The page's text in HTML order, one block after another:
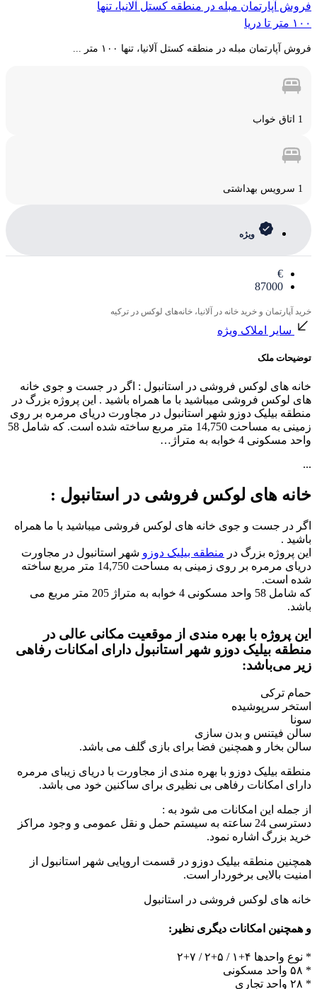
فروش آپارتمان مبله در منطقه کستل آلانیا، تنها
۱۰۰ متر تا دریا
فروش آپارتمان مبله در منطقه کستل آلانیا، تنها ۱۰۰ متر ...
1 اتاق خواب
1 سرویس بهداشتی
ویژه
€
87000
خرید آپارتمان و خرید خانه در آلانیا، خانه‌های لوکس در ترکیه
سایر املاک ویژه
توضیحات ملک
خانه های لوکس فروشی در استانبول : اگر در جست و جوی خانه
های لوکس فروشی میباشید با ما همراه باشید . این پروژه بزرگ در
منطقه بیلیک دوزو شهر استانبول در مجاورت دریای مرمره بر روی
زمینی به مساحت 14,750 متر مربع ساخته شده است. که شامل 58
واحد مسکونی 4 خوابه به متراژ…
...
خانه های لوکس فروشی در استانبول :
اگر در جست و جوی خانه های لوکس فروشی میباشید با ما همراه
باشید .
این پروژه بزرگ در منطقه بیلیک دوزو شهر استانبول در مجاورت
دریای مرمره بر روی زمینی به مساحت 14,750 متر مربع ساخته
شده است.
که شامل 58 واحد مسکونی 4 خوابه به متراژ 205 متر مربع می
باشد.
این پروژه با بهره مندی از موقعیت مکانی عالی در
منطقه بیلیک دوزو شهر استانبول دارای امکانات رفاهی
زیر می‌باشد:
حمام ترکی
استخر سرپوشیده
سونا
سالن فیتنس و بدن سازی
سالن بخار و همچنین فضا برای بازی گلف می باشد.
منطقه بیلیک دوزو با بهره مندی از مجاورت با دریای زیبای مرمره
دارای امکانات رفاهی بی نظیری برای ساکنین خود می باشد.
از جمله این امکانات می شود به :
دسترسی 24 ساعته به سیستم حمل و نقل عمومی و وجود مراکز
خرید بزرگ اشاره نمود.
همچنین منطقه بیلیک دوزو در قسمت اروپایی شهر استانبول از
امنیت بالایی برخوردار است.
خانه های لوکس فروشی در استانبول
و همچنین امکانات دیگری نظیر:
* نوع واحدها ۴+۱ / ۵+۲ / ۷+۲
* ۵۸ واحد مسکونی
* ۲۸ واحد تجاری